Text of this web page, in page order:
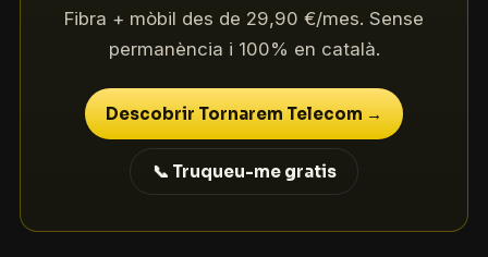
Fibra + mòbil des de 29,90 €/mes. Sense
permanència i 100% en català.
Descobrir Tornarem Telecom →
📞 Truqueu-me gratis